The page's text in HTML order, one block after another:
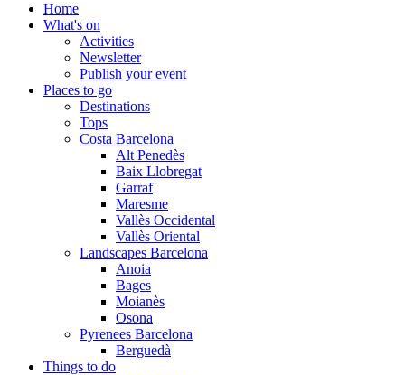
Home
What's on
Activities
Newsletter
Publish your event
Places to go
Destinations
Tops
Costa Barcelona
Alt Penedès
Baix Llobregat
Garraf
Maresme
Vallès Occidental
Vallès Oriental
Landscapes Barcelona
Anoia
Bages
Moianès
Osona
Pyrenees Barcelona
Berguedà
Things to do